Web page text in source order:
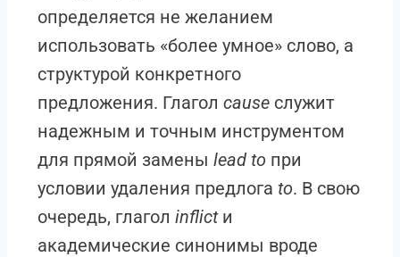
определяется не желанием
использовать «более умное» слово, а
структурой конкретного
предложения. Глагол cause служит
надежным и точным инструментом
для прямой замены lead to при
условии удаления предлога to. В свою
очередь, глагол inflictи
академические синонимы вроде